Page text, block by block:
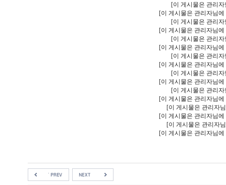
[이 게시물은 관리자
[이 게시물은 관리자님에
[이 게시물은 관리자
[이 게시물은 관리자님에
[이 게시물은 관리자
[이 게시물은 관리자님에
[이 게시물은 관리자
[이 게시물은 관리자님에
[이 게시물은 관리자
[이 게시물은 관리자님에
[이 게시물은 관리자
[이 게시물은 관리자님에
[이 게시물은 관리자
[이 게시물은 관리자님에
[이 게시물은 관리자
[이 게시물은 관리자님에